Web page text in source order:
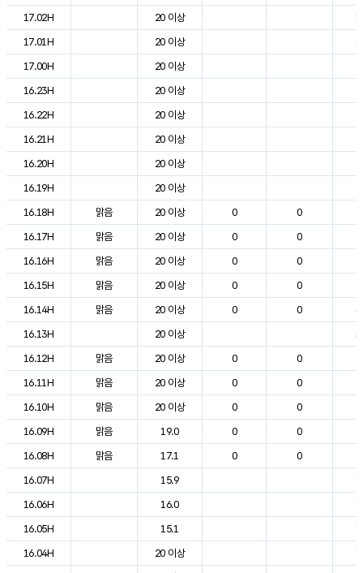
17.02H
20 이상
17.01H
20 이상
17.00H
20 이상
16.23H
20 이상
16.22H
20 이상
16.21H
20 이상
16.20H
20 이상
16.19H
20 이상
16.18H
맑음 20 이상 0 0
16.17H
맑음 20 이상 0 0
16.16H
맑음 20 이상 0 0
16.15H
맑음 20 이상 0 0
16.14H
맑음 20 이상 0 0
16.13H
20 이상
16.12H
맑음 20 이상 0 0
16.11H
맑음 20 이상 0 0
16.10H
맑음 20 이상 0 0
16.09H
맑음 19.0 0 0
16.08H
맑음 17.1 0 0
16.07H
15.9
16.06H
16.0
16.05H
15.1
16.04H
20 이상